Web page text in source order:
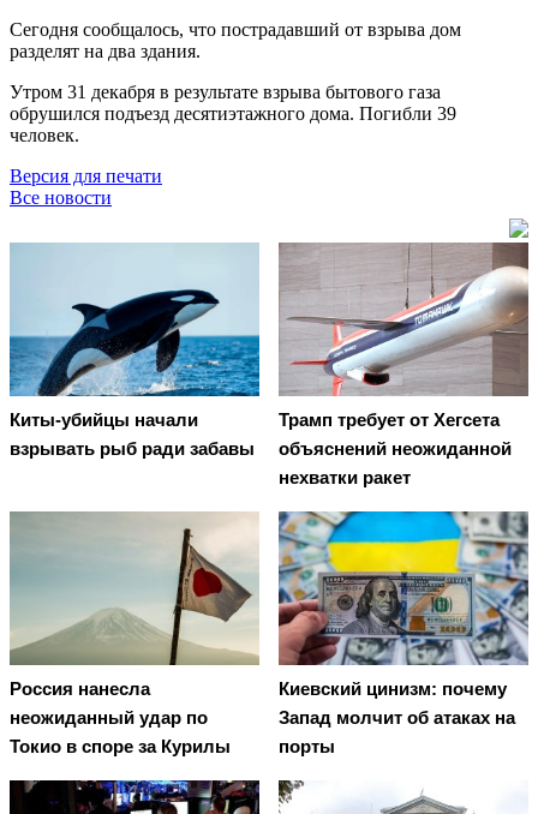
Сегодня сообщалось, что пострадавший от взрыва дом
разделят на два здания.
Утром 31 декабря в результате взрыва бытового газа
обрушился подъезд десятиэтажного дома. Погибли 39
человек.
Версия для печати
Все новости
Киты-убийцы начали
взрывать рыб ради забавы
Трамп требует от Хегсета
объяснений неожиданной
нехватки ракет
Россия нанесла
неожиданный удар по
Токио в споре за Курилы
Киевский цинизм: почему
Запад молчит об атаках на
порты